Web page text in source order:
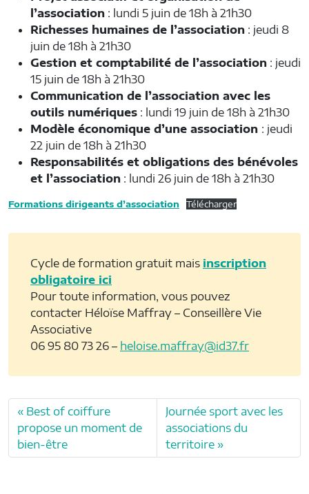
l’association : lundi 5 juin de 18h à 21h30
Richesses humaines de l’association : jeudi 8
juin de 18h à 21h30
Gestion et comptabilité de l’association : jeudi
15 juin de 18h à 21h30
Communication de l’association avec les
outils numériques : lundi 19 juin de 18h à 21h30
Modèle économique d’une association : jeudi
22 juin de 18h à 21h30
Responsabilités et obligations des bénévoles
et l’association : lundi 26 juin de 18h à 21h30
Formations dirigeants d’association Télécharger
Cycle de formation gratuit mais inscription
obligatoire ici
Pour toute information, vous pouvez
contacter Héloïse Maffray – Conseillère Vie
Associative
06 95 80 73 26 – heloise.maffray@id37.fr
Best of coiffure
propose un moment de
bien-être
Journée sport avec les
associations du
territoire